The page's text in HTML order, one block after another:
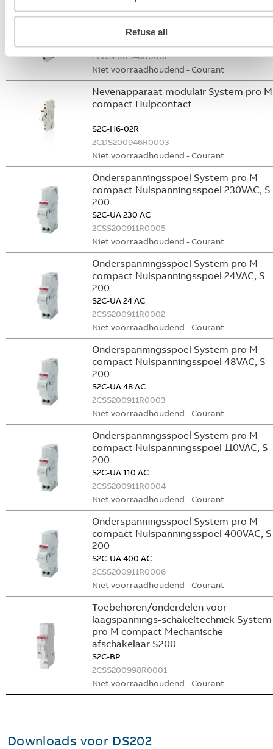
Refuse all
Nevenapparaat modulair System pro M
compact Hulpcontact aan de
2CDS200946R0002
Niet voorraadhoudend - Courant
Nevenapparaat modulair System pro M
compact Hulpcontact
S2C-H6-02R
2CDS200946R0003
Niet voorraadhoudend - Courant
Onderspanningsspoel System pro M
compact Nulspanningsspoel 230VAC, S
200
S2C-UA 230 AC
2CSS200911R0005
Niet voorraadhoudend - Courant
Onderspanningsspoel System pro M
compact Nulspanningsspoel 24VAC, S
200
S2C-UA 24 AC
2CSS200911R0002
Niet voorraadhoudend - Courant
Onderspanningsspoel System pro M
compact Nulspanningsspoel 48VAC, S
200
S2C-UA 48 AC
2CSS200911R0003
Niet voorraadhoudend - Courant
Onderspanningsspoel System pro M
compact Nulspanningsspoel 110VAC, S
200
S2C-UA 110 AC
2CSS200911R0004
Niet voorraadhoudend - Courant
Onderspanningsspoel System pro M
compact Nulspanningsspoel 400VAC, S
200
S2C-UA 400 AC
2CSS200911R0006
Niet voorraadhoudend - Courant
Toebehoren/onderdelen voor
laagspannings-schakeltechniek System
pro M compact Mechanische
afschakelaar S200
S2C-BP
2CSS200998R0001
Niet voorraadhoudend - Courant
Downloads voor DS202